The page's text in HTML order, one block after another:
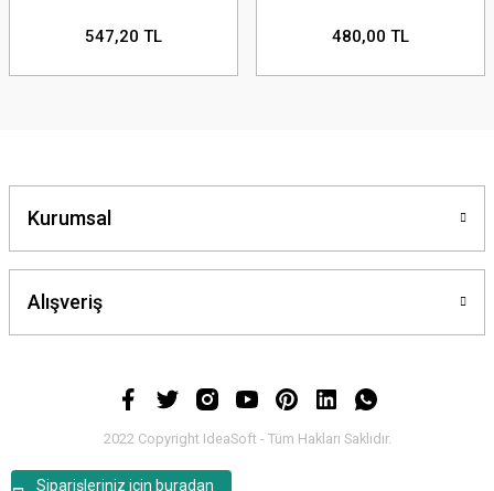
Siparişleriniz için buradan
547,20 TL 480,00 TL
Kurumsal
Alışveriş
2022 Copyright IdeaSoft - Tüm Hakları Saklıdır.